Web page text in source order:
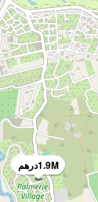
1.9Mدرهم